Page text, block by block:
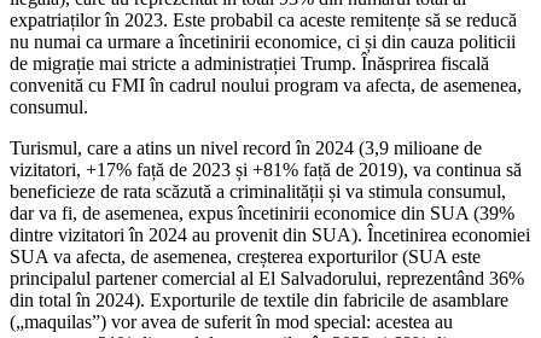
expatriaților în 2023. Este probabil ca aceste remitențe să se reducă
nu numai ca urmare a încetinirii economice, ci și din cauza politicii
de migrație mai stricte a administrației Trump. Înăsprirea fiscală
convenită cu FMI în cadrul noului program va afecta, de asemenea,
consumul.
Turismul, care a atins un nivel record în 2024 (3,9 milioane de
vizitatori, +17% față de 2023 și +81% față de 2019), va continua să
beneficieze de rata scăzută a criminalității și va stimula consumul,
dar va fi, de asemenea, expus încetinirii economice din SUA (39%
dintre vizitatori în 2024 au provenit din SUA). Încetinirea economiei
SUA va afecta, de asemenea, creșterea exporturilor (SUA este
principalul partener comercial al El Salvadorului, reprezentând 36%
din total în 2024). Exporturile de textile din fabricile de asamblare
(„maquilas”) vor avea de suferit în mod special: acestea au